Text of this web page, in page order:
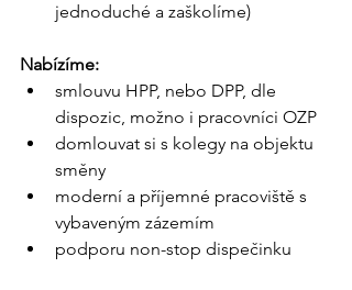
jednoduché a zaškolíme)
Nabízíme:
smlouvu HPP, nebo DPP, dle
dispozic, možno i pracovníci OZP
domlouvat si s kolegy na objektu
směny
moderní a příjemné pracoviště s
vybaveným zázemím
podporu non-stop dispečinku